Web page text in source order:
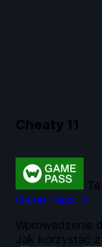
Cheaty 11
Wprowadzenie
Jak korzystać
Game Pass → .